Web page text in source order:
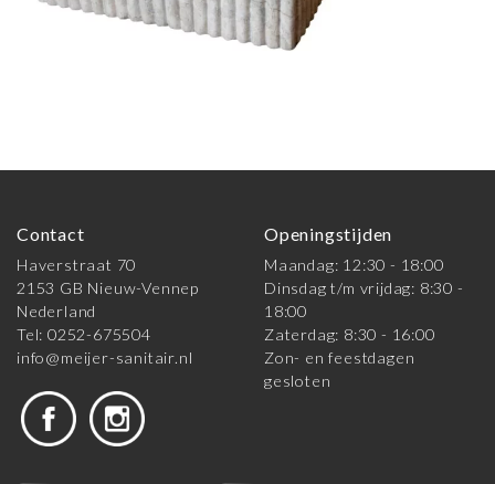
Contact
Haverstraat 70
2153 GB Nieuw-Vennep
Nederland
Tel: 0252-675504
info@meijer-sanitair.nl
Openingstijden
Maandag: 12:30 - 18:00
Dinsdag t/m vrijdag: 8:30 -
18:00
Zaterdag: 8:30 - 16:00
Zon- en feestdagen
gesloten